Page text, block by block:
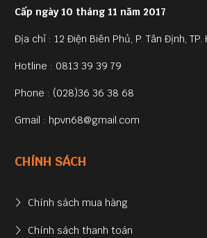
Cấp ngày 10 tháng 11 năm 2017
Địa chỉ : 12 Điện Biên Phủ, P. Tân Định, TP.
Hotline : 0813 39 39 79
Phone : (028)36 36 38 68
Gmail : hpvn68@gmail.com
CHÍNH SÁCH
Chính sách mua hàng
Chính sách thanh toán